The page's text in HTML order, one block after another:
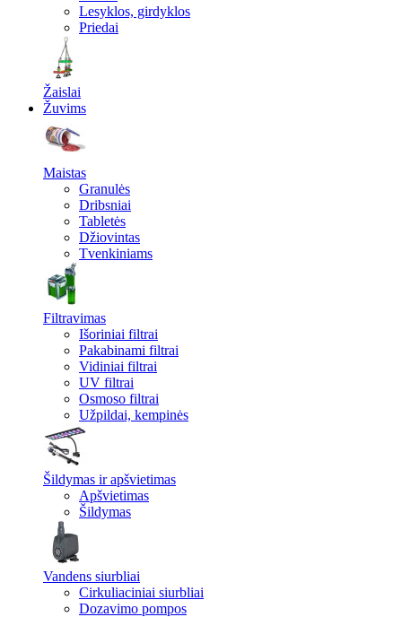
Lesyklos, girdyklos
Priedai
Žaislai
Žuvims
Maistas
Granulės
Dribsniai
Tabletės
Džiovintas
Tvenkiniams
Filtravimas
Išoriniai filtrai
Pakabinami filtrai
Vidiniai filtrai
UV filtrai
Osmoso filtrai
Užpildai, kempinės
Šildymas ir apšvietimas
Apšvietimas
Šildymas
Vandens siurbliai
Cirkuliaciniai siurbliai
Dozavimo pompos